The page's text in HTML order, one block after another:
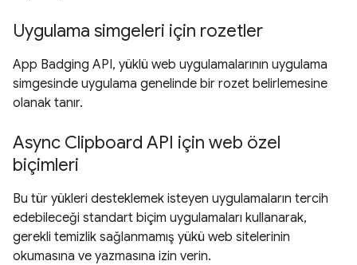
Uygulama simgeleri için rozetler
App Badging API, yüklü web uygulamalarının uygulama
simgesinde uygulama genelinde bir rozet belirlemesine
olanak tanır.
Async Clipboard API için web özel
biçimleri
Bu tür yükleri desteklemek isteyen uygulamaların tercih
edebileceği standart biçim uygulamaları kullanarak,
gerekli temizlik sağlanmamış yükü web sitelerinin
okumasına ve yazmasına izin verin.